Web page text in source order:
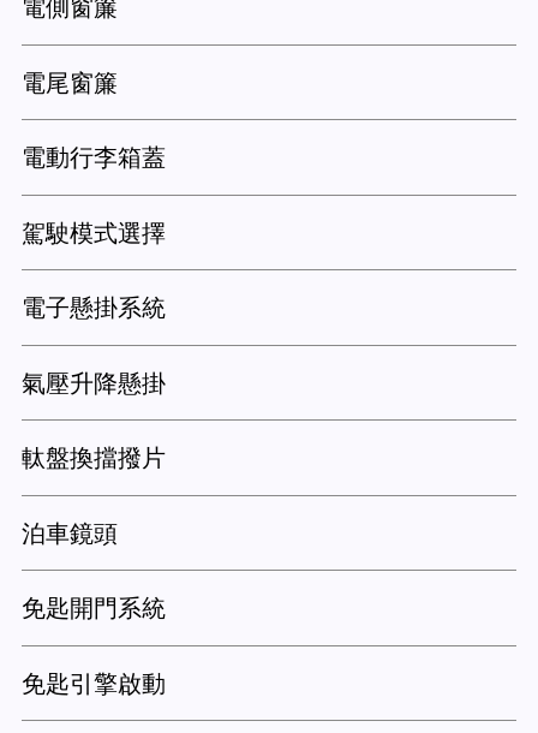
電側窗簾
電尾窗簾
電動行李箱蓋
駕駛模式選擇
電子懸掛系統
氣壓升降懸掛
軚盤換擋撥片
泊車鏡頭
免匙開門系統
免匙引擎啟動